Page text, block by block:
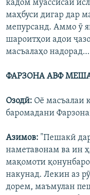
кадом муассисаи
маҳбуси дигар дар
мепурсанд. Аммо ӯ
шароитҳои адои
масъалаҳо надорад…
ФАРЗОНА АВФ
Озодӣ: Оё масъалаи
баромадани
Азимов: "Пешакӣ
наметавонам ва ин
мақомоти
накунад. Лекин аз
дорем, маъмулан